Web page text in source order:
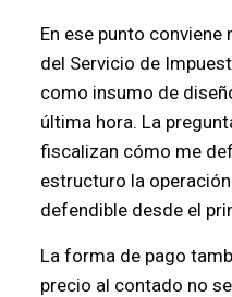
En ese punto
del Servicio de
como insumo de
última hora. La
fiscalizan cómo me
estructuro la
defendible desde el
La forma de pago
precio al contado no